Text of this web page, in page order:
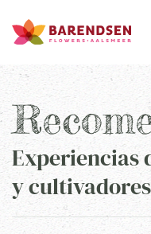
Skip to main content
Experiencias
y cultivadores